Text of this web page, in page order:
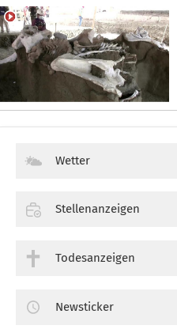
Wetter
Stellenanzeigen
Todesanzeigen
Newsticker